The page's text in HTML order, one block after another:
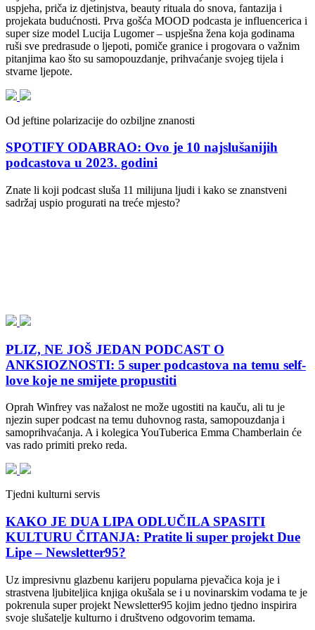
uspjeha, priča iz djetinjstva, beauty rituala do snova, fantazija i
projekata budućnosti. Prva gošća MOOD podcasta je influencerica i
super size model Lucija Lugomer – uspješna žena koja godinama
ruši sve predrasude o ljepoti, pomiče granice i progovara o važnim
pitanjima kao što su samopouzdanje, prihvaćanje svojeg tijela i
stvarne ljepote.
Od jeftine polarizacije do ozbiljne znanosti
SPOTIFY ODABRAO: Ovo je 10 najslušanijih
podcastova u 2023. godini
Znate li koji podcast sluša 11 milijuna ljudi i kako se znanstveni
sadržaj uspio progurati na treće mjesto?
PLIZ, NE JOŠ JEDAN PODCAST O
ANKSIOZNOSTI: 5 super podcastova na temu self-
love koje ne smijete propustiti
Oprah Winfrey vas nažalost ne može ugostiti na kauču, ali tu je
njezin super podcast na temu duhovnog rasta, samopouzdanja i
samoprihvaćanja. A i kolegica YouTuberica Emma Chamberlain će
vas rado primiti preko reda.
Tjedni kulturni servis
KAKO JE DUA LIPA ODLUČILA SPASITI
KULTURU ČITANJA: Pratite li super projekt Due
Lipe – Newsletter95?
Uz impresivnu glazbenu karijeru popularna pjevačica koja je i
strastvena ljubiteljica knjiga okušala se i u novinarskim vodama te je
pokrenula super projekt Newsletter95 kojim jedno tjedno inspirira
svoje slušatelje kulturno i društveno odgovorim temama.